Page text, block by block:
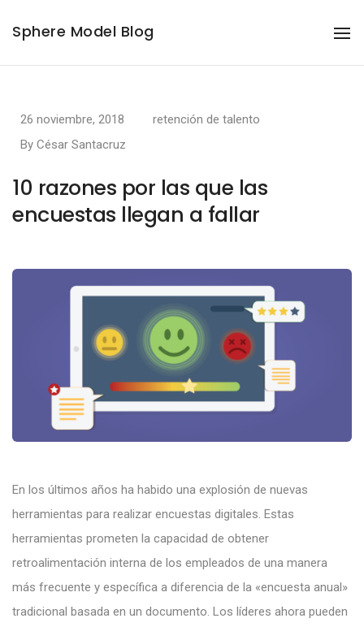
Sphere Model Blog
26 noviembre, 2018
retención de talento
By César Santacruz
10 razones por las que las
encuestas llegan a fallar
En los últimos años ha habido una explosión de nuevas
herramientas para realizar encuestas digitales. Estas
herramientas prometen la capacidad de obtener
retroalimentación interna de los empleados de una manera
más frecuente y específica a diferencia de la «encuesta anual»
tradicional basada en un documento. Los líderes ahora pueden